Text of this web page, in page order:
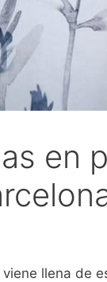
en
llena de